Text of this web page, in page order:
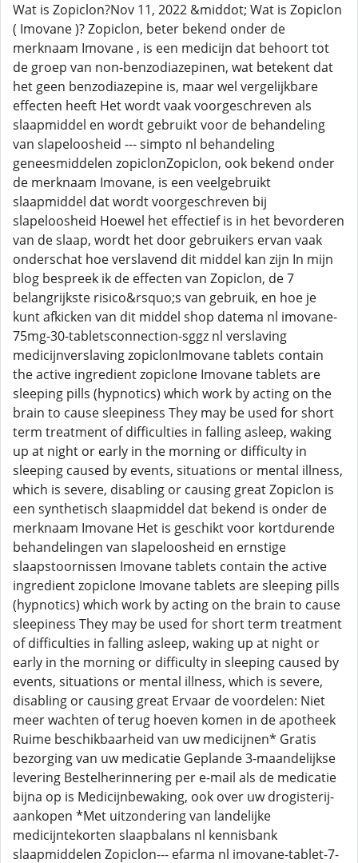
Wat is Zopiclon?Nov 11, 2022 &middot; Wat is Zopiclon
( Imovane )? Zopiclon, beter bekend onder de
merknaam Imovane , is een medicijn dat behoort tot
de groep van non-benzodiazepinen, wat betekent dat
het geen benzodiazepine is, maar wel vergelijkbare
effecten heeft Het wordt vaak voorgeschreven als
slaapmiddel en wordt gebruikt voor de behandeling
van slapeloosheid --- simpto nl behandeling
geneesmiddelen zopiclonZopiclon, ook bekend onder
de merknaam Imovane, is een veelgebruikt
slaapmiddel dat wordt voorgeschreven bij
slapeloosheid Hoewel het effectief is in het bevorderen
van de slaap, wordt het door gebruikers ervan vaak
onderschat hoe verslavend dit middel kan zijn In mijn
blog bespreek ik de effecten van Zopiclon, de 7
belangrijkste risico&rsquo;s van gebruik, en hoe je
kunt afkicken van dit middel shop datema nl imovane-
75mg-30-tabletsconnection-sggz nl verslaving
medicijnverslaving zopiclonImovane tablets contain
the active ingredient zopiclone Imovane tablets are
sleeping pills (hypnotics) which work by acting on the
brain to cause sleepiness They may be used for short
term treatment of difficulties in falling asleep, waking
up at night or early in the morning or difficulty in
sleeping caused by events, situations or mental illness,
which is severe, disabling or causing great Zopiclon is
een synthetisch slaapmiddel dat bekend is onder de
merknaam Imovane Het is geschikt voor kortdurende
behandelingen van slapeloosheid en ernstige
slaapstoornissen Imovane tablets contain the active
ingredient zopiclone Imovane tablets are sleeping pills
(hypnotics) which work by acting on the brain to cause
sleepiness They may be used for short term treatment
of difficulties in falling asleep, waking up at night or
early in the morning or difficulty in sleeping caused by
events, situations or mental illness, which is severe,
disabling or causing great Ervaar de voordelen: Niet
meer wachten of terug hoeven komen in de apotheek
Ruime beschikbaarheid van uw medicijnen* Gratis
bezorging van uw medicatie Geplande 3-maandelijkse
levering Bestelherinnering per e-mail als de medicatie
bijna op is Medicijnbewaking, ook over uw drogisterij-
aankopen *Met uitzondering van landelijke
medicijntekorten slaapbalans nl kennisbank
slaapmiddelen Zopiclon--- efarma nl imovane-tablet-7-